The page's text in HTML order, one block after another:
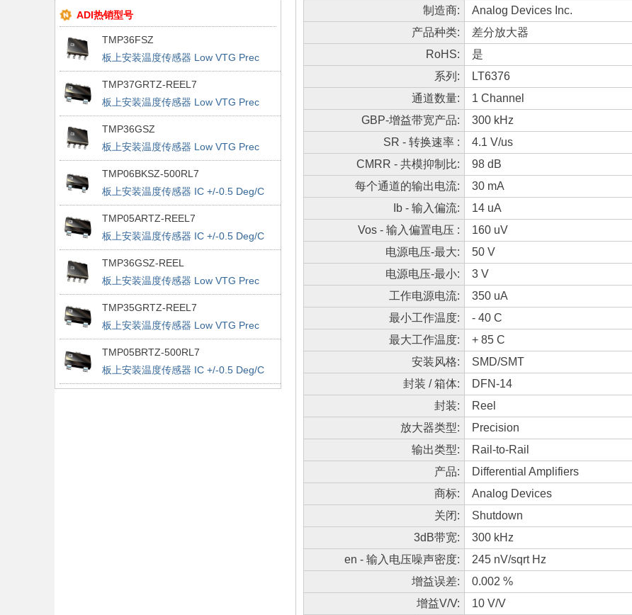
ADI热销型号
TMP36FSZ
板上安装温度传感器 Low VTG Prec
Vout 2.7-5.5V
TMP37GRTZ-REEL7
板上安装温度传感器 Low VTG Prec
Vout 2.7-5.5V
TMP36GSZ
板上安装温度传感器 Low VTG Prec
Vout 2.7-5.5V
TMP06BKSZ-500RL7
板上安装温度传感器 IC +/-0.5 Deg/C
Accurate PWM
TMP05ARTZ-REEL7
板上安装温度传感器 IC +/-0.5 Deg/C
Accurate PWM
TMP36GSZ-REEL
板上安装温度传感器 Low VTG Prec
Vout 2.7-5.5V
TMP35GRTZ-REEL7
板上安装温度传感器 Low VTG Prec
Vout 2.7-5.5V
TMP05BRTZ-500RL7
板上安装温度传感器 IC +/-0.5 Deg/C
Accurate PWM
制造商:
Analog Devices Inc.
产品种类:
差分放大器
RoHS:
是
系列:
LT6376
通道数量:
1 Channel
GBP-增益带宽产品:
300 kHz
SR - 转换速率 :
4.1 V/us
CMRR - 共模抑制比:
98 dB
每个通道的输出电流:
30 mA
Ib - 输入偏流:
14 uA
Vos - 输入偏置电压 :
160 uV
电源电压-最大:
50 V
电源电压-最小:
3 V
工作电源电流:
350 uA
最小工作温度:
- 40 C
最大工作温度:
+ 85 C
安装风格:
SMD/SMT
封装 / 箱体:
DFN-14
封装:
Reel
放大器类型:
Precision
输出类型:
Rail-to-Rail
产品:
Differential Amplifiers
商标:
Analog Devices
关闭:
Shutdown
3dB带宽:
300 kHz
en - 输入电压噪声密度:
245 nV/sqrt Hz
增益误差:
0.002 %
增益V/V:
10 V/V